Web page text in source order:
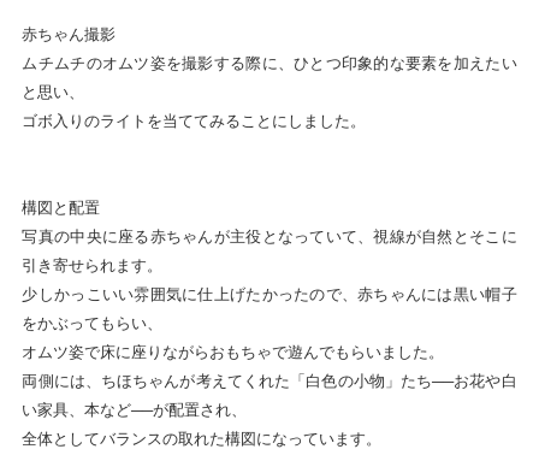
赤ちゃん撮影
ムチムチのオムツ姿を撮影する際に、ひとつ印象的な要素を加えたい
と思い、
ゴボ入りのライトを当ててみることにしました。
構図と配置
写真の中央に座る赤ちゃんが主役となっていて、視線が自然とそこに
引き寄せられます。
少しかっこいい雰囲気に仕上げたかったので、赤ちゃんには黒い帽子
をかぶってもらい、
オムツ姿で床に座りながらおもちゃで遊んでもらいました。
両側には、ちほちゃんが考えてくれた「白色の小物」たち──お花や白
い家具、本など──が配置され、
全体としてバランスの取れた構図になっています。